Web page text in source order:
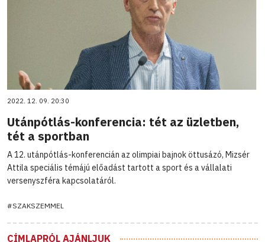
2022. 12. 09. 20:30
Utánpótlás-konferencia: tét az üzletben,
tét a sportban
A 12. utánpótlás-konferencián az olimpiai bajnok öttusázó, Mizsér
Attila speciális témájú előadást tartott a sport és a vállalati
versenyszféra kapcsolatáról.
#SZAKSZEMMEL
CÍMLAPRÓL AJÁNLJUK